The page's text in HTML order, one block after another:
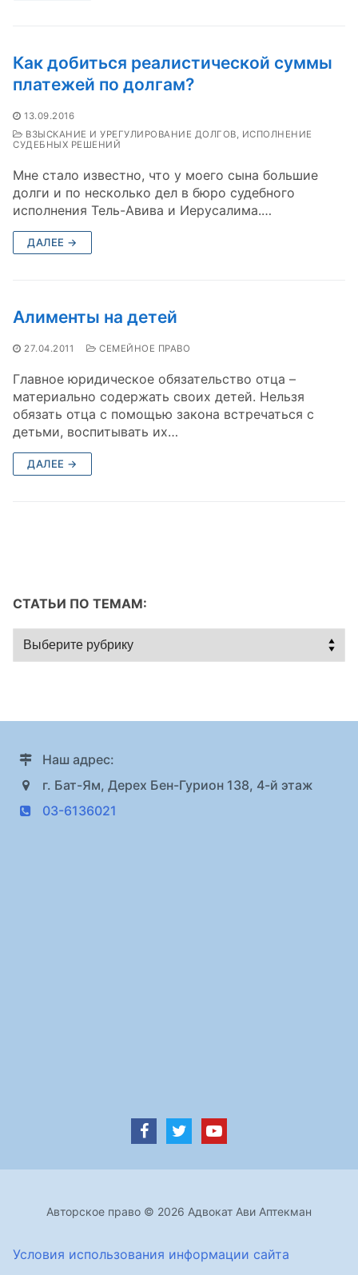
Как добиться реалистической суммы
платежей по долгам?
13.09.2016
ВЗЫСКАНИЕ И УРЕГУЛИРОВАНИЕ ДОЛГОВ, ИСПОЛНЕНИЕ
СУДЕБНЫХ РЕШЕНИЙ
Мне стало известно, что у моего сына большие
долги и по несколько дел в бюро судебного
исполнения Тель-Авива и Иерусалима.…
ДАЛЕЕ →
Алименты на детей
27.04.2011 СЕМЕЙНОЕ ПРАВО
Главное юридическое обязательство отца –
материально содержать своих детей. Нельзя
обязать отца с помощью закона встречаться с
детьми, воспитывать их…
ДАЛЕЕ →
СТАТЬИ ПО ТЕМАМ:
Статьи
по
Наш адрес:
г. Бат-Ям, Дерех Бен-Гурион 138, 4-й этаж
03-6136021
Авторское право © 2026 Адвокат Ави Аптекман
Условия использования информации сайта